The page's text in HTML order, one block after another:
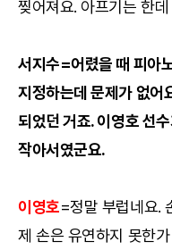
찢어져요. 아프기는 한
서지수=어렸을 때 피아
지정하는데 문제가 없어
되었던 거죠. 이영호 선
작아서였군요.
이영호=정말 부럽네요.
제 손은 유연하지 못한